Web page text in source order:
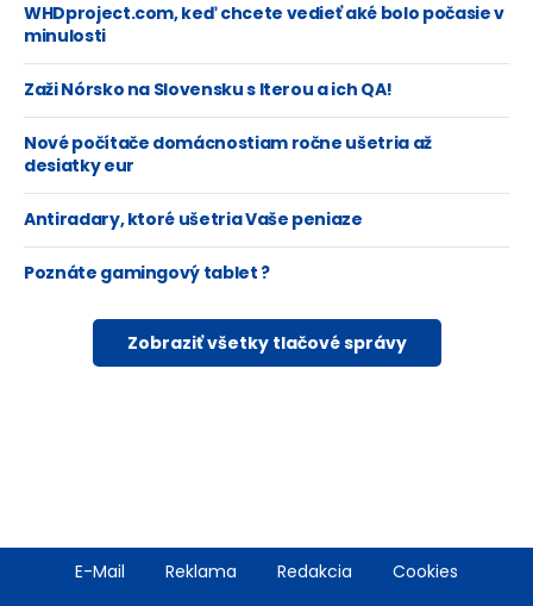
WHDproject.com, keď chcete vedieť aké bolo počasie v
minulosti
Zaži Nórsko na Slovensku s Iterou a ich QA!
Nové počítače domácnostiam ročne ušetria až
desiatky eur
Antiradary, ktoré ušetria Vaše peniaze
Poznáte gamingový tablet ?
Zobraziť všetky tlačové správy
FooterE-Mail Reklama Redakcia Cookies